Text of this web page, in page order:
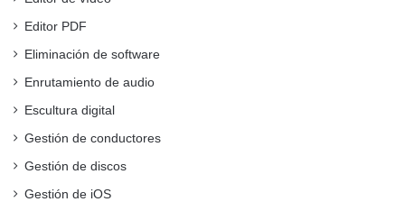
Editor PDF
Eliminación de software
Enrutamiento de audio
Escultura digital
Gestión de conductores
Gestión de discos
Gestión de iOS